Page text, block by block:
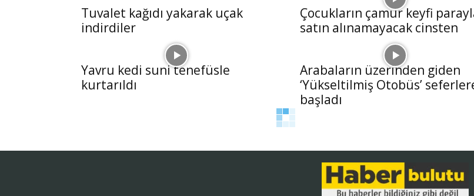
Tuvalet kağıdı yakarak uçak
indirdiler
Çocukların çamur keyfi
satın alınamayacak cinsten
Yavru kedi suni tenefüsle
kurtarıldı
Arabaların üzerinden giden
‘Yükseltilmiş Otobüs’
başladı